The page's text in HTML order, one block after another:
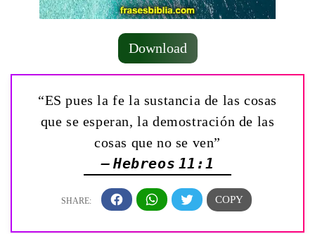
Download
“ES pues la fe la sustancia de las cosas
que se esperan, la demostración de las
cosas que no se ven”
— Hebreos 11:1